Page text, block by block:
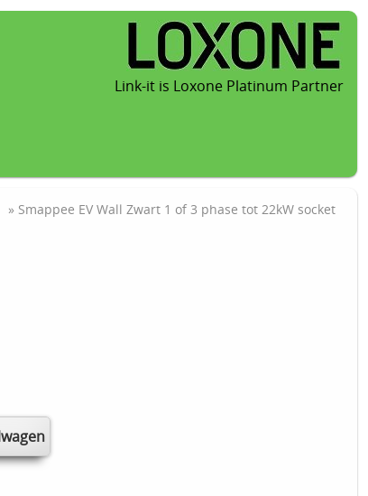
Link-it is Loxone Platinum Partner
» Smappee EV Wall Zwart 1 of 3 phase tot 22kW socket